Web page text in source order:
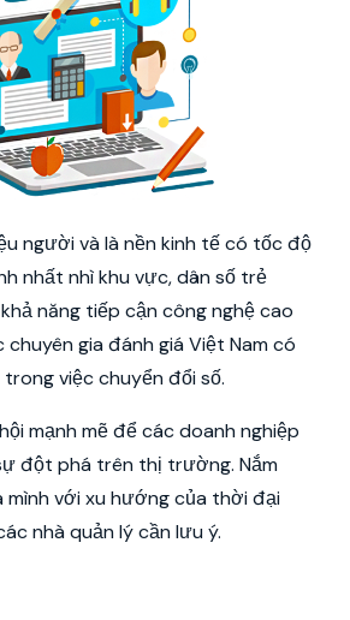
người và là nền kinh tế có tốc độ
nhất nhì khu vực, dân số trẻ
năng tiếp cận công nghệ cao
chuyên gia đánh giá Việt Nam có
việc chuyển đổi số.
mạnh mẽ để các doanh nghiệp
đột phá trên thị trường. Nắm
mình với xu hướng của thời đại
nhà quản lý cần lưu ý.